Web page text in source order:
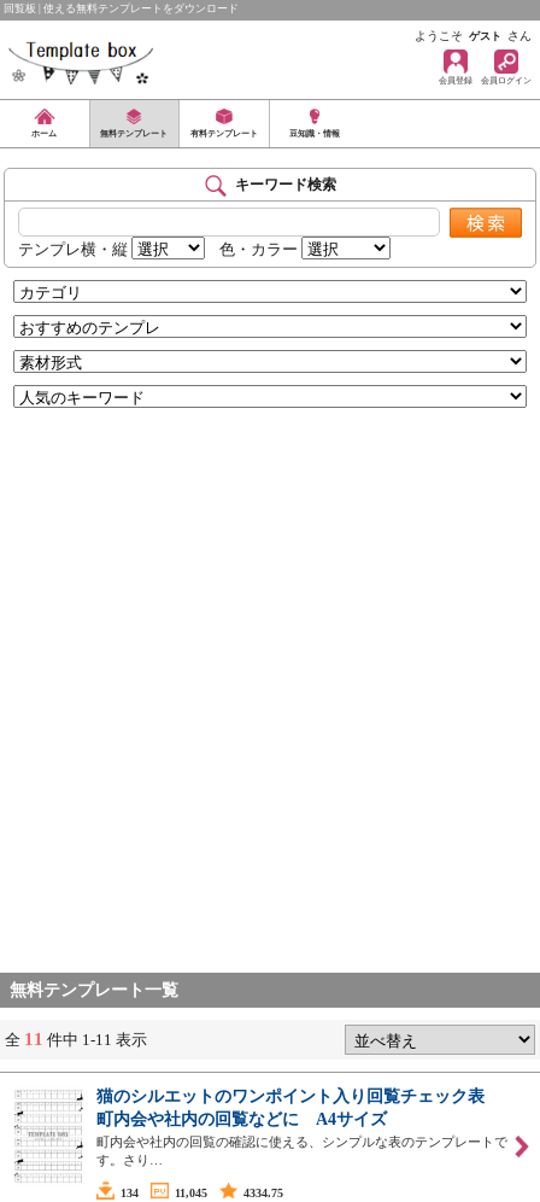
回覧板 | 使える無料テンプレートをダウンロード
ようこそ ゲスト さん
会員登録 会員ログイン
ホーム 無料テンプレート 有料テンプレート 豆知識・情報
キーワード検索
テンプレ横・縦 色・カラー
無料テンプレート一覧
全 11 件中 1-11 表示
猫のシルエットのワンポイント入り回覧チェック表
町内会や社内の回覧などに A4サイズ
町内会や社内の回覧の確認に使える、シンプルな表のテンプレートで
す。さり…
134 11,045 4334.75